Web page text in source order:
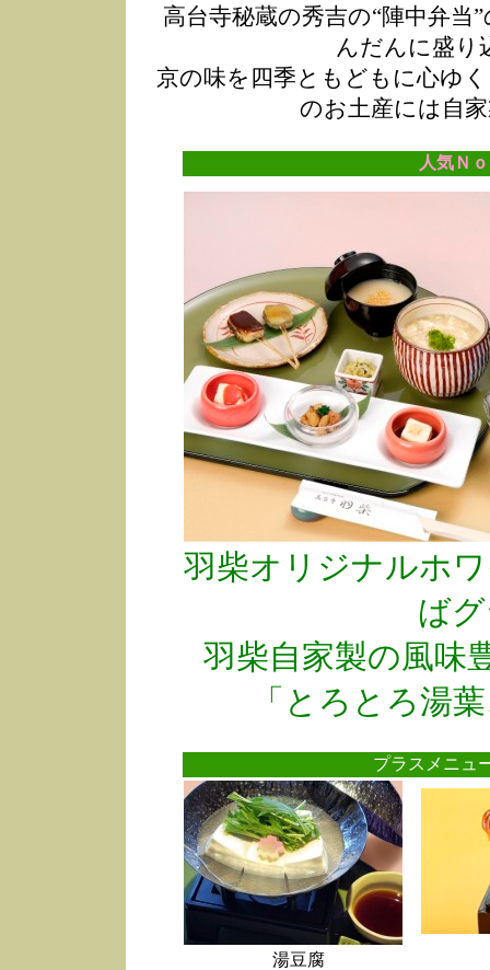
高台寺秘蔵の秀吉の“陣中弁
んだんに盛り
京の味を四季ともどもに心ゆ
のお土産には自
人気Ｎ
羽柴オリジナルホ
ば
羽柴自家製の風味
「とろとろ湯
プラスメニ
湯豆腐